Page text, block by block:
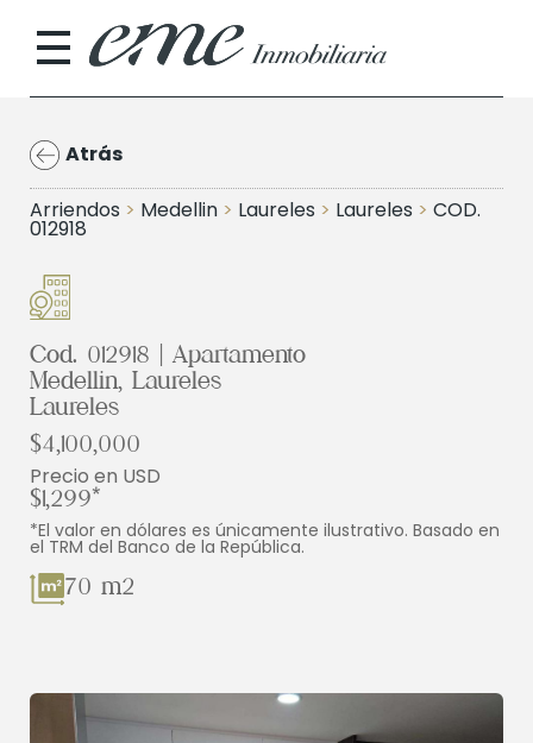
Atrás
Arriendos > Medellin > Laureles > Laureles > COD.
012918
Cod. 012918 | Apartamento
Medellin, Laureles
Laureles
$4,100,000
Precio en USD
$1,299*
*El valor en dólares es únicamente ilustrativo. Basado en
el TRM del Banco de la República.
70 m2